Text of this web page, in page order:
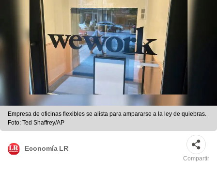
Empresa de oficinas flexibles se alista para ampararse a la ley de quiebras.
Foto: Ted Shaffrey/AP
Economía LR
Compartir